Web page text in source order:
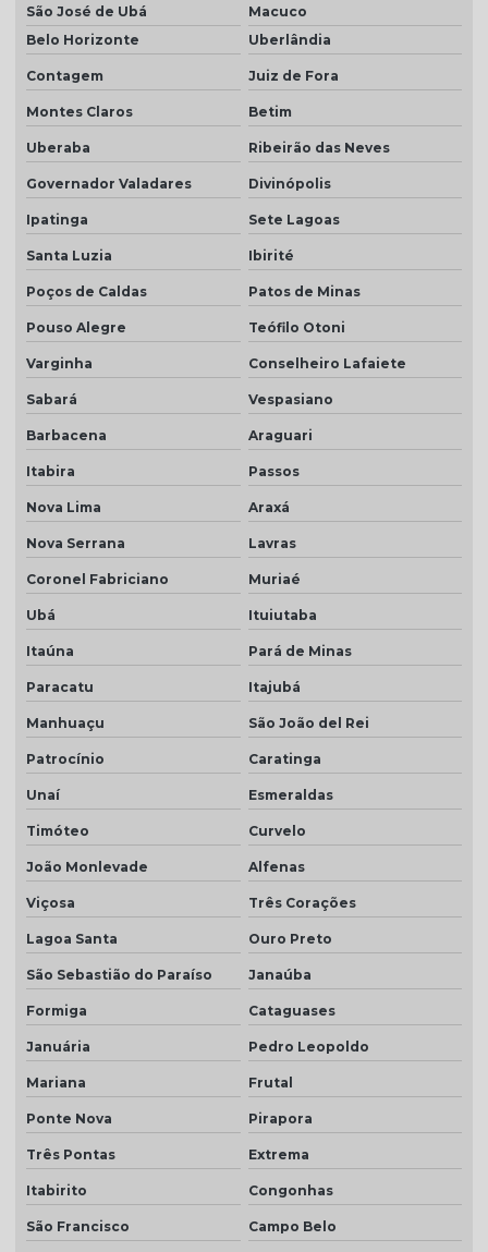
Telha plan valor do metro
Telha porcelanato
Telha porcelanato branca
Telha porcelanato preço
Telha portuguesa por metro quadrado
Telha portuguesa resinada
Telha portuguesa resinada preço
Telha resinada
Telha resinada branca
Telha resinada cinza
Telha resinada marfim
Telha resinada portuguesa
Telha resinada preço
Telha resinada romana
Telha romana branca natural
Telha romana resinada
Telha selote
Telha transparente americana
Telha transparente americana preço
Telha transparente americana quanto custa
Telhas ceramica porcelanato
Telhas coloniais cores
Telhas dupla
Telhas dupla face
Valor da telha americana esmaltada
São José de Ubá
Macuco
Belo Horizonte
Uberlândia
Contagem Juiz de Fora
Montes Claros Betim
Uberaba Ribeirão das Neves
Governador Valadares Divinópolis
Ipatinga Sete Lagoas
Santa Luzia Ibirité
Poços de Caldas Patos de Minas
Pouso Alegre Teófilo Otoni
Varginha Conselheiro Lafaiete
Sabará Vespasiano
Barbacena Araguari
Itabira Passos
Nova Lima Araxá
Nova Serrana Lavras
Coronel Fabriciano Muriaé
Ubá Ituiutaba
Itaúna Pará de Minas
Paracatu Itajubá
Manhuaçu São João del Rei
Patrocínio Caratinga
Unaí Esmeraldas
Timóteo Curvelo
João Monlevade Alfenas
Viçosa Três Corações
Lagoa Santa Ouro Preto
São Sebastião do Paraíso Janaúba
Formiga Cataguases
Januária Pedro Leopoldo
Mariana Frutal
Ponte Nova Pirapora
Três Pontas Extrema
Itabirito Congonhas
São Francisco Campo Belo